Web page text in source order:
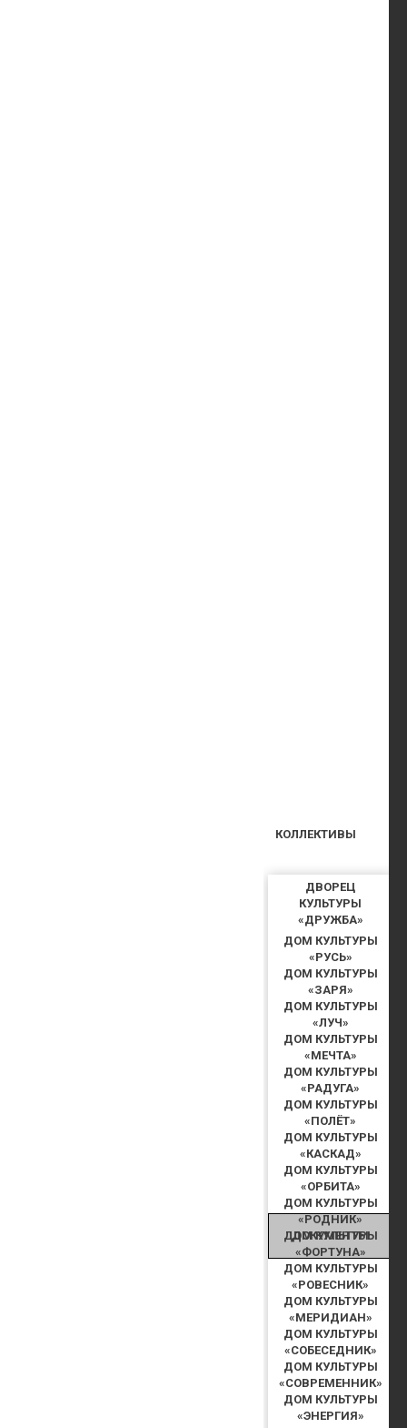
ДВОРЕЦ
КУЛЬТУРЫ
«ДРУЖБА»
ДОМ КУЛЬТУРЫ
«РУСЬ»
ДОМ КУЛЬТУРЫ
«ЗАРЯ»
ДОМ КУЛЬТУРЫ
«ЛУЧ»
ДОМ КУЛЬТУРЫ
«МЕЧТА»
ДОМ КУЛЬТУРЫ
«РАДУГА»
ДОМ КУЛЬТУРЫ
«ПОЛЁТ»
ДОМ КУЛЬТУРЫ
«КАСКАД»
ДОМ КУЛЬТУРЫ
«ОРБИТА»
ДОМ КУЛЬТУРЫ
«РОДНИК»
ДОМ КУЛЬТУРЫ
«ФОРТУНА»
ДОМ КУЛЬТУРЫ
«РОВЕСНИК»
ДОМ КУЛЬТУРЫ
«МЕРИДИАН»
ДОМ КУЛЬТУРЫ
«СОБЕСЕДНИК»
ДОМ КУЛЬТУРЫ
«СОВРЕМЕННИК»
ДОМ КУЛЬТУРЫ
«ЭНЕРГИЯ»
КОЛЛЕКТИВЫ
ДОКУМЕНТЫ